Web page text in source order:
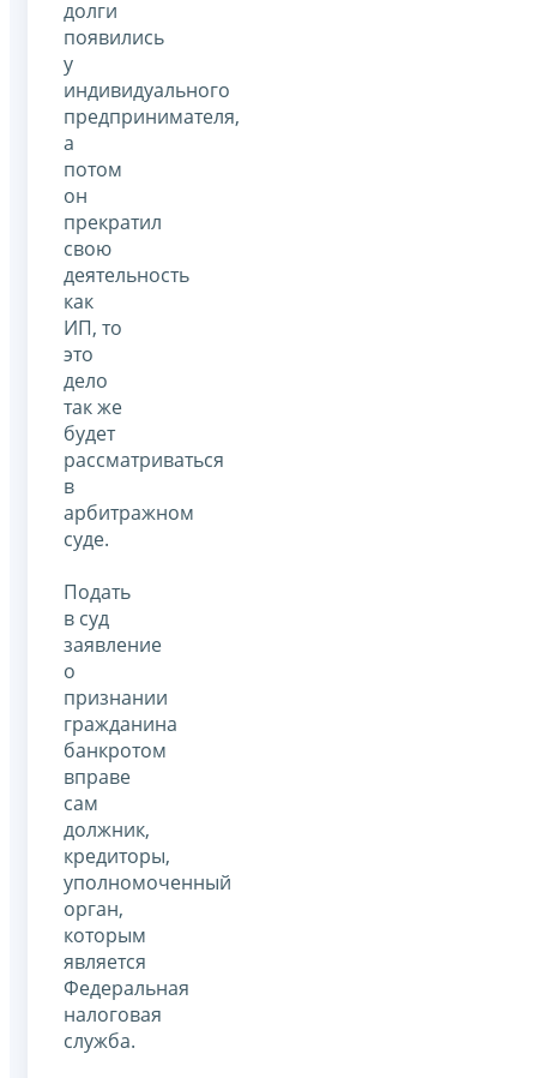
долги
появились
у
индивидуального
предпринимателя,
а
потом
он
прекратил
свою
деятельность
как
ИП, то
это
дело
так же
будет
рассматриваться
в
арбитражном
суде.
Подать
в суд
заявление
о
признании
гражданина
банкротом
вправе
сам
должник,
кредиторы,
уполномоченный
орган,
которым
является
Федеральная
налоговая
служба.